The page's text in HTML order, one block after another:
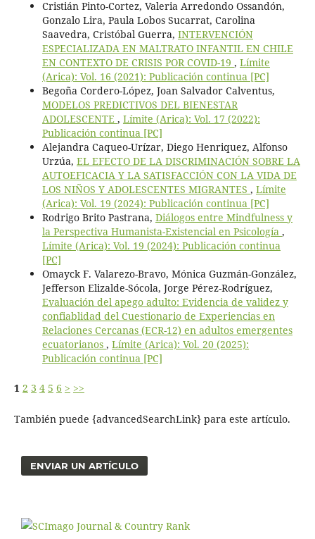
Cristián Pinto-Cortez, Valeria Arredondo Ossandón,
Gonzalo Lira, Paula Lobos Sucarrat, Carolina
Saavedra, Cristóbal Guerra, INTERVENCIÓN
ESPECIALIZADA EN MALTRATO INFANTIL EN CHILE
EN CONTEXTO DE CRISIS POR COVID-19 , Límite
(Arica): Vol. 16 (2021): Publicación continua [PC]
Begoña Cordero-López, Joan Salvador Calventus,
MODELOS PREDICTIVOS DEL BIENESTAR
ADOLESCENTE , Límite (Arica): Vol. 17 (2022):
Publicación continua [PC]
Alejandra Caqueo-Urízar, Diego Henriquez, Alfonso
Urzúa, EL EFECTO DE LA DISCRIMINACIÓN SOBRE LA
AUTOEFICACIA Y LA SATISFACCIÓN CON LA VIDA DE
LOS NIÑOS Y ADOLESCENTES MIGRANTES , Límite
(Arica): Vol. 19 (2024): Publicación continua [PC]
Rodrigo Brito Pastrana, Diálogos entre Mindfulness y
la Perspectiva Humanista-Existencial en Psicología ,
Límite (Arica): Vol. 19 (2024): Publicación continua
[PC]
Omayck F. Valarezo-Bravo, Mónica Guzmán-González,
Jefferson Elizalde-Sócola, Jorge Pérez-Rodríguez,
Evaluación del apego adulto: Evidencia de validez y
confiablidad del Cuestionario de Experiencias en
Relaciones Cercanas (ECR-12) en adultos emergentes
ecuatorianos , Límite (Arica): Vol. 20 (2025):
Publicación continua [PC]
1 2 3 4 5 6 > >>
También puede {advancedSearchLink} para este artículo.
ENVIAR UN ARTÍCULO